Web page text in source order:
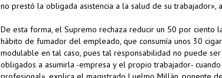
no prestó la obligada asistencia a la salud de su trabajador»,
De esta forma, el Supremo rechaza reducir un 50 por
hábito de fumador del empleado, que consumía unos 30
modulable en tal caso, pues tal responsabilidad no puede
obligados a asumirla -empresa y el propio trabajador-